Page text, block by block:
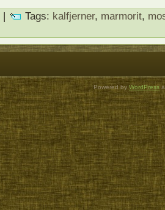
| Tags: kalfjerner, marmorit,
Powered by WordPress